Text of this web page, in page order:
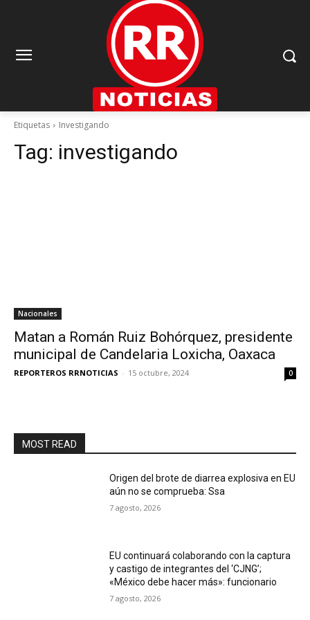
Etiquetas Investigando
Tag: investigando
Nacionales
Matan a Román Ruiz Bohórquez, presidente
municipal de Candelaria Loxicha, Oaxaca
REPORTEROS RRNOTICIAS - 15 octubre, 2024 0
MOST READ
Origen del brote de diarrea explosiva en EU
aún no se comprueba: Ssa
7 agosto, 2026
EU continuará colaborando con la captura
y castigo de integrantes del ‘CJNG’;
«México debe hacer más»: funcionario
7 agosto, 2026